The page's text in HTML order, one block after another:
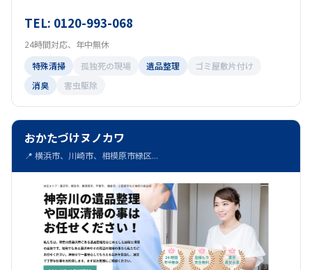
TEL: 0120-993-068
24時間対応、年中無休
特殊清掃
孤独死の現場 遺品整理
ゴミ屋敷片付け
消臭
害虫駆除
おかたづけヌノカワ
📍 横浜市、川崎市、相模原市緑区...